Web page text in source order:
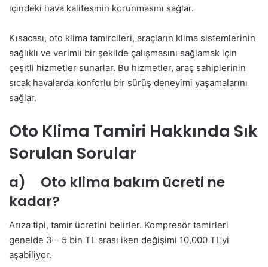
içindeki hava kalitesinin korunmasını sağlar.
Kısacası, oto klima tamircileri, araçların klima sistemlerinin
sağlıklı ve verimli bir şekilde çalışmasını sağlamak için
çeşitli hizmetler sunarlar. Bu hizmetler, araç sahiplerinin
sıcak havalarda konforlu bir sürüş deneyimi yaşamalarını
sağlar.
Oto Klima Tamiri Hakkında Sık
Sorulan Sorular
a) Oto klima bakım ücreti ne
kadar?
Arıza tipi, tamir ücretini belirler. Kompresör tamirleri
genelde 3 – 5 bin TL arası iken değişimi 10,000 TL’yi
aşabiliyor.